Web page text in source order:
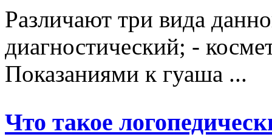
Различают три вида
диагностический; -
Показаниями к гуаша ...
Что такое